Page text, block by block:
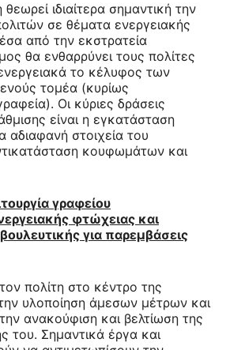
ιδιαίτερα σημαντική την
σε θέματα ενεργειακής
από την εκστρατεία
θα ενθαρρύνει τους πολίτες
το κέλυφος των
τομέα (κυρίως
Οι κύριες δράσεις
είναι η εγκατάσταση
στοιχεία του
κουφωμάτων και
γραφείου
φτώχειας και
για παρεμβάσεις
πολίτη στο κέντρο της
υλοποίηση άμεσων μέτρων και
ανακούφιση και βελτίωση της
του. Σημαντικά έργα και